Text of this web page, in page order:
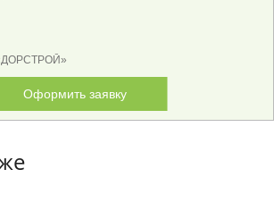
Оформить заявку